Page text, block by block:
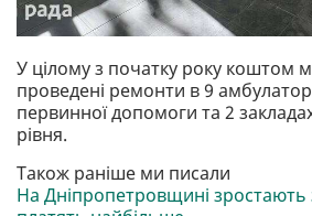
У цілому з початку року коштом
проведені ремонти в 9
первинної допомоги та 2
рівня.
Також раніше ми писали
На Дніпропетровщині